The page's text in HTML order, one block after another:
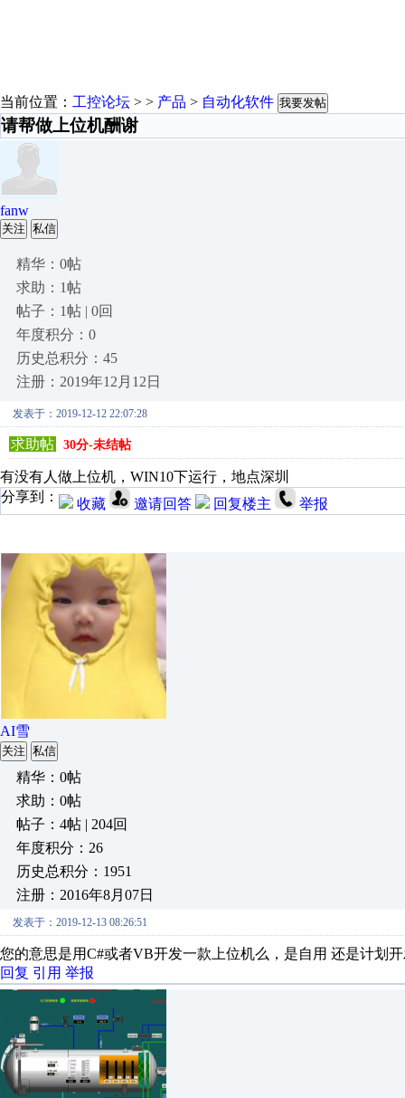
当前位置： 工控论坛 > > 产品 > 自动化软件 我要发帖
请帮做上位机酬谢
fanw
关注 私信
精华：0帖
求助：1帖
帖子：1帖 | 0回
年度积分：0
历史总积分：45
注册：2019年12月12日
发表于：2019-12-12 22:07:28
求助帖 30分-未结帖
有没有人做上位机，WIN10下运行，地点深圳
分享到：
收藏 邀请回答 回复楼主 举报
AI雪
关注 私信
精华：0帖
求助：0帖
帖子：4帖 | 204回
年度积分：26
历史总积分：1951
注册：2016年8月07日
发表于：2019-12-13 08:26:51
您的意思是用C#或者VB开发一款上位机么，是自用 还是计划
回复 引用 举报